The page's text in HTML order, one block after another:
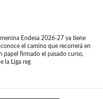
Endesa 2026-27 ya tiene
el camino que recorrerá en
papel firmado el pasado curso,
la Liga reg